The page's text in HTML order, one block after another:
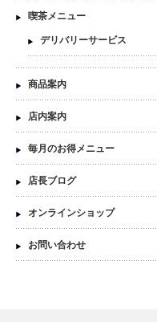
喫茶メニュー
デリバリーサービス
商品案内
店内案内
毎月のお得メニュー
店長ブログ
オンラインショップ
お問い合わせ